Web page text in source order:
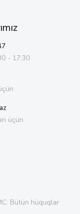
- 17:30
üçün
Bütün hüquqlar